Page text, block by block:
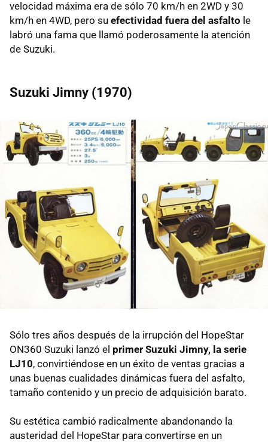
velocidad máxima era de sólo 70 km/h en 2WD y 30
km/h en 4WD, pero su efectividad fuera del asfalto le
labró una fama que llamó poderosamente la atención
de Suzuki.
Suzuki Jimny (1970)
Sólo tres años después de la irrupción del HopeStar
ON360 Suzuki lanzó el primer Suzuki Jimny, la serie
LJ10, convirtiéndose en un éxito de ventas gracias a
unas buenas cualidades dinámicas fuera del asfalto,
tamaño contenido y un precio de adquisición barato.
Su estética cambió radicalmente abandonando la
austeridad del HopeStar para convertirse en un